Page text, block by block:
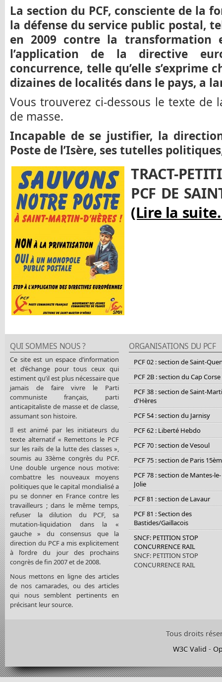
La section du PCF, consciente de la
la défense du service public postal,
en 2009 contre la transformation
l’application de la directive
concurrence, telle qu’elle s’exprime
dizaines de localités dans le pays, a
Vous trouverez ci-dessous le texte
de masse.
Incapable de se justifier, la
Poste de l’Isère, ses tutelles
TRACT-
PCF DE
(Lire la
QUI SOMMES NOUS ?
Ce site est un espace d’information
et d’échange pour tous ceux qui
estiment qu’il est plus nécessaire que
jamais de faire vivre le Parti
communiste français, parti
anticapitaliste de masse et de classe,
assumant son histoire.
Il est animé par les initiateurs du
texte alternatif « Remettons le PCF
sur les rails de la lutte des classes »,
soumis au 33ème congrès du PCF.
Une double urgence nous motive:
combattre les nouveaux moyens
politiques que le capital mondialisé a
pu se donner en France contre les
travailleurs ; dans le même temps,
refuser la dilution du PCF, sa
mutation-liquidation dans la «
gauche » du consensus que la
direction du PCF a mis explicitement
à l’ordre du jour des prochains
congrès de fin 2007 et de 2008.
Nous mettons en ligne des articles
de nos camarades, ou des articles
qui nous semblent pertinents en
précisant leur source.
ORGANISATIONS DU PCF
PCF 02 : section de Saint-
PCF 2B : section du Cap Corse
PCF 38 : section de Saint-
d'Hères
PCF 54 : section du Jarnisy
PCF 62 : Liberté Hebdo
PCF 70 : section de Vesoul
PCF 75 : section de Paris
PCF 78 : section de Mantes-le-
Jolie
PCF 81 : section de Lavaur
PCF 81 : Section des
Bastides/Gaillacois
SNCF: PETITION STOP
CONCURRENCE RAIL
SNCF: PETITION STOP
CONCURRENCE RAIL
Tous droits
W3C Valid -